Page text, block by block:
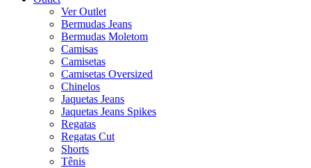
Ver Outlet
Bermudas Jeans
Bermudas Moletom
Camisas
Camisetas
Camisetas Oversized
Chinelos
Jaquetas Jeans
Jaquetas Jeans Spikes
Regatas
Regatas Cut
Shorts
Tênis